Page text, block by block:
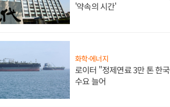
'약속의 시간'
화학·에너지
로이터 "정제연료 3만 톤 한
수요 늘어